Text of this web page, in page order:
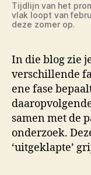
Tijdlijn van het
vlak loopt van
deze zomer op.
In die blog zie
verschillende
ene fase
samen met de
onderzoek.
‘uitgeklapte’